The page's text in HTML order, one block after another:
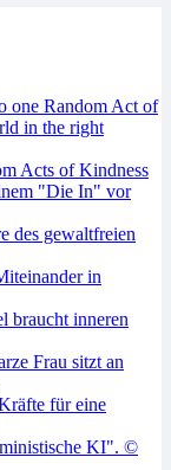
Acts of Kindness
des gewaltfreien
braucht inneren
für eine